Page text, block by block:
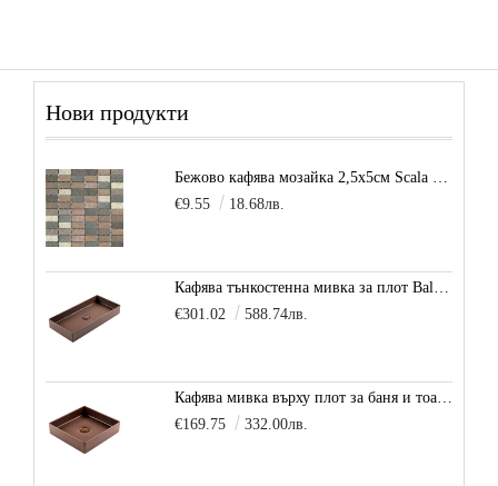
Нови продукти
Бежово кафява мозайка 2,5х5см Scala Beige
€9.55
18.68лв.
Кафява тънкостенна мивка за плот Balance, цвят - карамел
€301.02
588.74лв.
Кафява мивка върху плот за баня и тоалетна Decente, цвят - карамел
€169.75
332.00лв.